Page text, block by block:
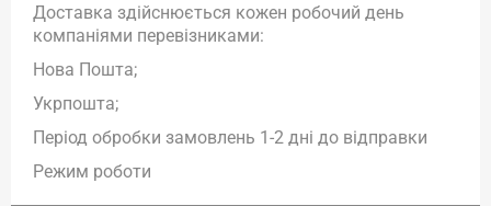
Доставка здійснюється кожен робочий день
компаніями перевізниками:
Нова Пошта;
Укрпошта;
Період обробки замовлень 1-2 дні до відправки
Режим роботи